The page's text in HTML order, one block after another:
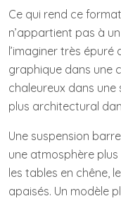
Ce qui rend ce
n’appartient pas à
l’imaginer très épuré
graphique dans une
chaleureux dans
plus architectural
Une suspension
une atmosphère
les tables en chêne,
apaisés. Un modèle